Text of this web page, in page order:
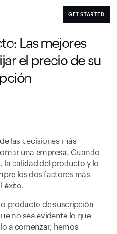
GET STARTED
Las mejores
el precio de su
las decisiones más
una empresa. Cuando
la calidad del producto y lo
los dos factores más
éxito.
producto de suscripción
no sea evidente lo que
a comenzar, hemos